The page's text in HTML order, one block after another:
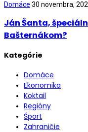
Domáce 30 novembra,
Ján Šanta,
Bašternákom?
Kategórie
Domáce
Ekonomika
Koktail
Regióny
Šport
Zahraničie